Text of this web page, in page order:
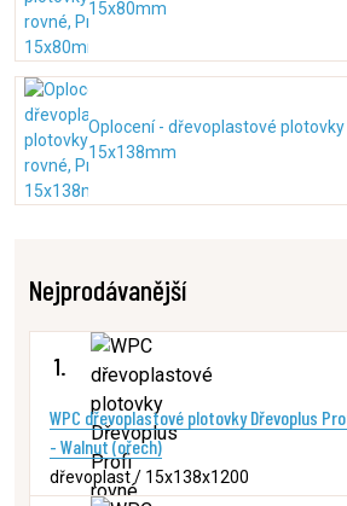
15x80mm
Oplocení - dřevoplastové
15x138mm
Nejprodávanější
1.
WPC dřevoplastové plotovky Dřevoplus
- Walnut (ořech)
dřevoplast / 15x138x1200